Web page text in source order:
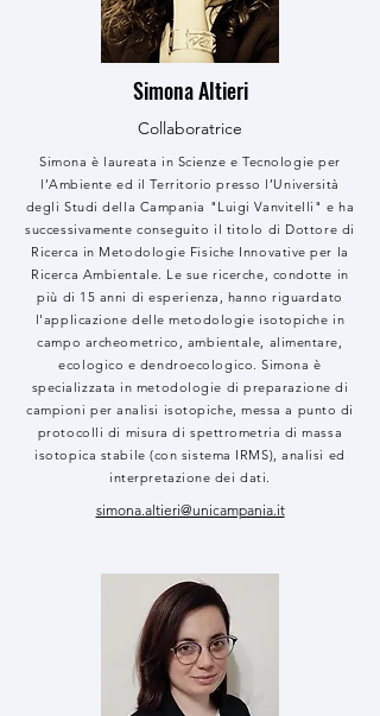
Simona Altieri
Collaboratrice
Simona è laureata in Scienze e Tecnologie per
l’Ambiente ed il Territorio presso l’Università
degli Studi della Campania "Luigi Vanvitelli" e ha
successivamente conseguito il titolo di Dottore di
Ricerca in Metodologie Fisiche Innovative per la
Ricerca Ambientale. Le sue ricerche, condotte in
più di 15 anni di esperienza, hanno riguardato
l'applicazione delle metodologie isotopiche in
campo archeometrico, ambientale, alimentare,
ecologico e dendroecologico. Simona è
specializzata in metodologie di preparazione di
campioni per analisi isotopiche, messa a punto di
protocolli di misura di spettrometria di massa
isotopica stabile (con sistema IRMS), analisi ed
interpretazione dei dati.
simona.altieri@unicampania.it